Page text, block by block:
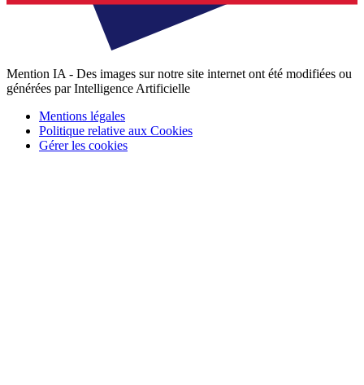
Mention IA - Des images sur notre site internet ont été modifiées ou
générées par Intelligence Artificielle
Mentions légales
Politique relative aux Cookies
Gérer les cookies